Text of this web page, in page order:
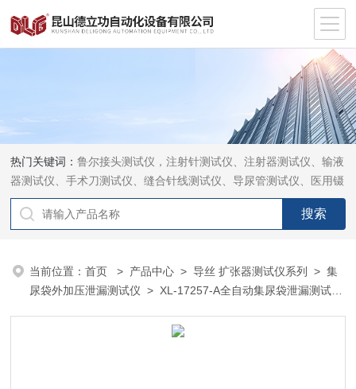
热门关键词：鲁尔接头测试仪，注射针测试仪、注射器测试仪、输液
器测试仪、手术刀测试仪、缝合针线测试仪、导尿管测试仪、医用镊
钳测试仪、导引管导丝测试仪、针灸针测试仪、留置针测试仪
当前位置：首页 > 产品中心 >导丝 扩张器测试仪系列 >集
尿袋外加压泄漏测试仪 > XL-17257-A全自动集尿袋泄漏测试仪